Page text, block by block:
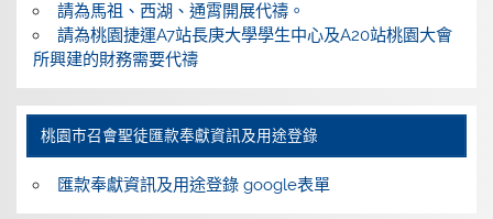
請為馬祖、西湖、通霄開展代禱。
請為桃園捷運A7站長庚大學學生中心及A20站桃園大會
所興建的財務需要代禱
桃園巿召會聖徒匯款奉獻資訊及用途登錄
匯款奉獻資訊及用途登錄 google表單